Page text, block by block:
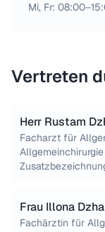
Mi, Fr:
Vertreten
Herr Rustam
Facharzt für
Frau Illona
Fachärztin für